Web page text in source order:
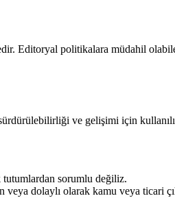
Editoryal politikalara müdahil
ve gelişimi için
sorumlu değiliz.
veya dolaylı olarak kamu veya